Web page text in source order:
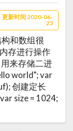
更新时间 2020-06-
23
和数组很
存进行操作
来存储二进
world"; var
创建定长
size = 1024;